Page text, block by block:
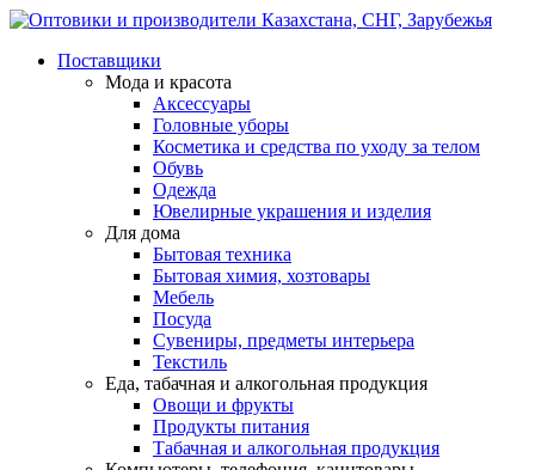
Поставщики
Мода и красота
Аксессуары
Головные уборы
Косметика и средства по уходу за телом
Обувь
Одежда
Ювелирные украшения и изделия
Для дома
Бытовая техника
Бытовая химия, хозтовары
Мебель
Посуда
Сувениры, предметы интерьера
Текстиль
Еда, табачная и алкогольная продукция
Овощи и фрукты
Продукты питания
Табачная и алкогольная продукция